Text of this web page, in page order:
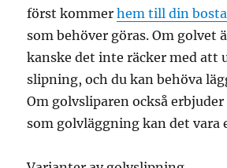
först kommerhem till din
som behöver göras. Om golvet
kanske det inte räcker med att
slipning, och du kan behöva
Om golvsliparen också
som golvläggning kan det vara